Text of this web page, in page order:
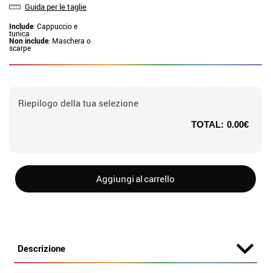
Guida per le taglie
Include: Cappuccio e
tunica
Non include: Maschera o
scarpe
Riepilogo della tua selezione
TOTAL: 0.00€
Aggiungi al carrello
Descrizione